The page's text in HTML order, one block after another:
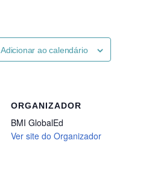
Adicionar ao calendário
ORGANIZADOR
BMI GlobalEd
Ver site do Organizador